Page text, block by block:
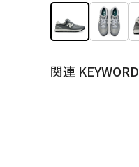
関連 KEYWORD